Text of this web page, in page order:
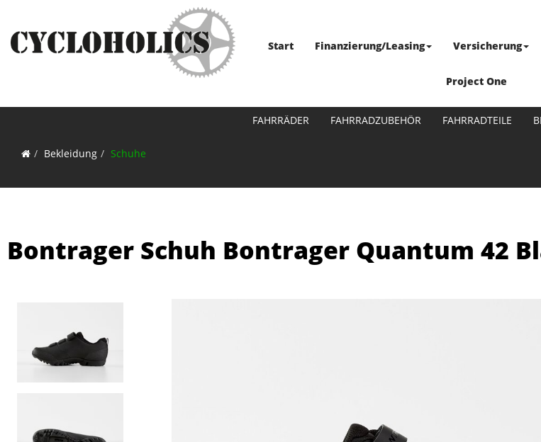
Start Finanzierung/Leasing Versicherung
Project One
FAHRRÄDER FAHRRADZUBEHÖR FAHRRADTEILE
Bekleidung Schuhe
Bontrager Schuh Bontrager Quantum 42